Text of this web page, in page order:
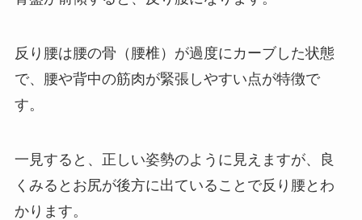
反り腰は腰の骨（腰椎）が過度にカーブした状態
で、腰や背中の筋肉が緊張しやすい点が特徴で
す。
一見すると、正しい姿勢のように見えますが、良
くみるとお尻が後方に出ていることで反り腰とわ
かります。